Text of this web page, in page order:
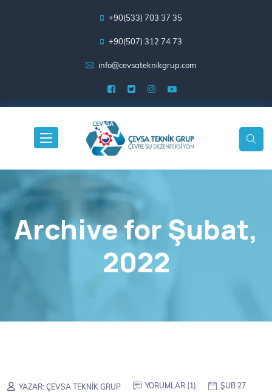
+90(533) 703 37 35
+90(507) 312 74 73
info@cevsateknikgrup.com
Archive forŞubat,
2022
YAZAR:ÇEVSA TEKNIK GRUP YORUMLAR (1) ŞUB 27